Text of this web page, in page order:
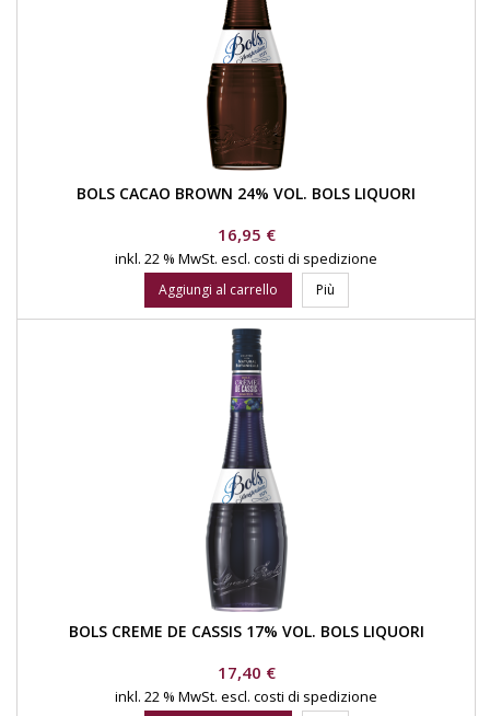
BOLS CACAO BROWN 24% VOL. BOLS LIQUORI
Prezzo
16,95 €
inkl. 22 % MwSt. escl. costi di spedizione
Aggiungi al carrello Più
BOLS CREME DE CASSIS 17% VOL. BOLS LIQUORI
Prezzo
17,40 €
inkl. 22 % MwSt. escl. costi di spedizione